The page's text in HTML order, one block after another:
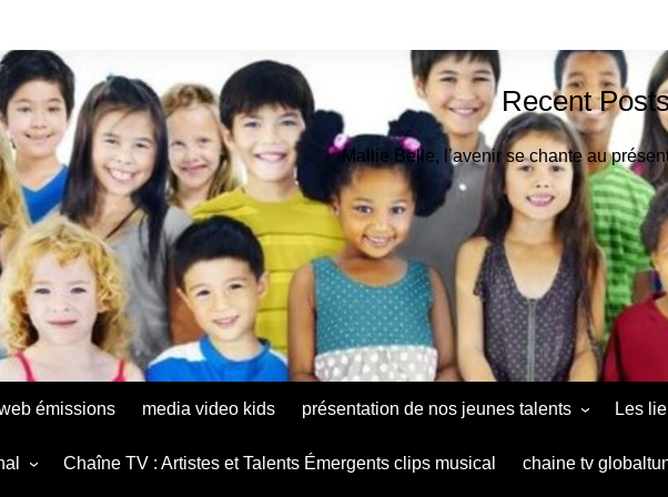
Recent
Mallie Belle, l’avenir se chante au
émissions media video kids présentation de nos jeunes talents
Astrid Muthu Kids Oradéa
Les
infos
Chaîne TV : Artistes et Talents Émergents clips musical chaine tv